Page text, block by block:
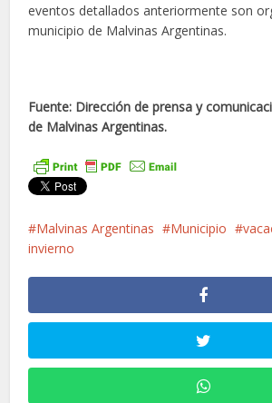
eventos detallados anteriormente son
municipio de Malvinas Argentinas.
Fuente: Dirección de prensa y
de Malvinas Argentinas.
Malvinas Argentinas Municipio
invierno